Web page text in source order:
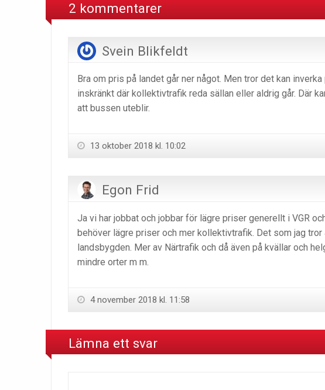
2 kommentarer
Svein Blikfeldt
Bra om pris på landet går ner något. Men tror det kan
inskränkt där kollektivtrafik reda sällan eller aldrig går. Där
att bussen uteblir.
13 oktober 2018 kl. 10:02
Egon Frid
Ja vi har jobbat och jobbar för lägre priser generellt i VGR
behöver lägre priser och mer kollektivtrafik. Det som jag
landsbygden. Mer av Närtrafik och då även på kvällar och
mindre orter m m.
4 november 2018 kl. 11:58
Lämna ett svar